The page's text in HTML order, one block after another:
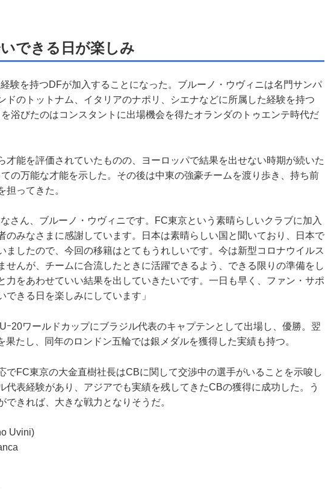
できる日が楽しみ
験を持つDFが加入することになった。ブルーノ・ウヴィニは名門サンパ
ドのトットナム、イタリアのナポリ、シエナなどに所属した経験を持つ
浴びたのはコンスタントに出場機会を得たオランダのトゥエンテ時代だ
能を評価されていたものの、ヨーロッパで結果を出せない時期が続いた
の万能な才能を示した。その後は中東の強豪チームを渡り歩き、持ち前
担ってきた。
さん、ブルーノ・ウヴィニです。FC東京という素晴らしいクラブに加入
のみなさまに感謝しています。日本は素晴らしい国と聞いており、日本で
ましたので、今回の移籍はとてもうれしいです。今は新型コロナウイルス
せんが、チームに合流したときに活躍できるよう、できる限りの準備をし
力をあわせていい結果を出していきたいです。一日も早く、ファン・サポ
できる日を楽しみにしています」
ワールドカップにブラジル代表のキャプテンとして出場し、優勝。翌
果たし、同年のロンドン五輪では銀メダルを獲得した実績も持つ。
FC東京の大金直樹社長はCBに関して交渉中の選手がいることを示唆し
代表経験があり、アジアでも実績を残してきたCBの獲得に成功した。う
できれば、大きな戦力となりそうだ。
Uvini)